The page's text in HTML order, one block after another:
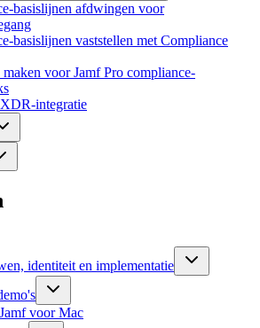
basislijnen afdwingen voor
basislijnen vaststellen met Compliance
maken voor Jamf Pro compliance-
integratie
identiteit en implementatie
voor Mac